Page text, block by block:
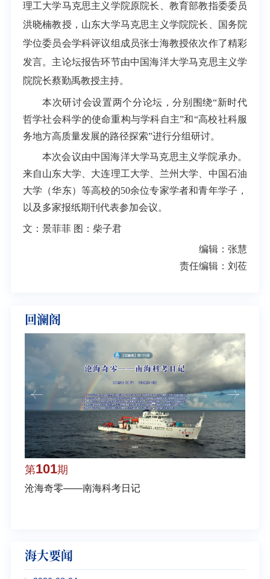
理工大学马克思主义学院原院长、教育部教指委委员
洪晓楠教授，山东大学马克思主义学院院长、国务院
学位委员会学科评议组成员张士海教授依次作了精彩
发言。主论坛报告环节由中国海洋大学马克思主义学
院院长蔡勤禹教授主持。
本次研讨会设置两个分论坛，分别围绕“新时代
哲学社会科学的使命重构与学科自主”和“高校社科服
务地方高质量发展的路径探索”进行分组研讨。
本次会议由中国海洋大学马克思主义学院承办。
来自山东大学、大连理工大学、兰州大学、中国石油
大学（华东）等高校的50余位专家学者和青年学子，
以及多家报纸期刊代表参加会议。
文：景菲菲 图：柴子君
编辑：张慧
责任编辑：刘莅
回澜阁
第101期
沧海奇零——南海科考日记
海大要闻